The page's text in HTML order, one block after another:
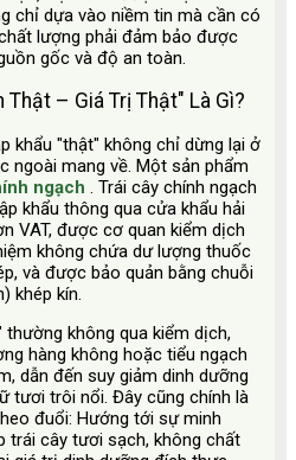
chỉ dựa vào niềm tin mà cần có
lượng phải đảm bảo được
gốc và độ an toàn.
– Giá Trị Thật" Là Gì?
khẩu "thật" không chỉ dừng lại ở
ngoài mang về. Một sản phẩm
ngạch . Trái cây chính ngạch
khẩu thông qua cửa khẩu hải
VAT, được cơ quan kiểm dịch
không chứa dư lượng thuốc
và được bảo quản bằng chuỗi
khép kín.
thường không qua kiểm dịch,
hàng không hoặc tiểu ngạch
dẫn đến suy giảm dinh dưỡng
tươi trôi nổi. Đây cũng chính là
đuổi: Hướng tới sự minh
trái cây tươi sạch, không chất